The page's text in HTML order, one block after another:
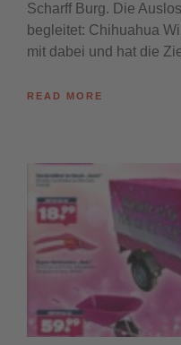
Scharff Burg. Die
begleitet: Chihuahua
mit dabei und hat die
READ MORE